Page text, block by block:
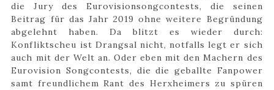
die Jury des Eurovisionsongcontests, die seinen
Beitrag für das Jahr 2019 ohne weitere Begründung
abgelehnt haben. Da blitzt es wieder durch:
Konfliktscheu ist Drangsal nicht, notfalls legt er sich
auch mit der Welt an. Oder eben mit den Machern des
Eurovision Songcontests, die die geballte Fanpower
samt freundlichem Rant des Herxheimers zu spüren